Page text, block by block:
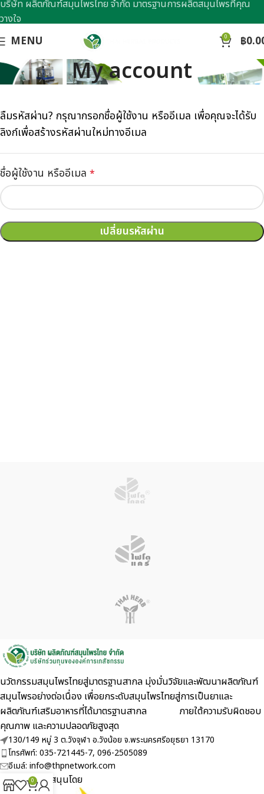
MENU 0 ฿
My account
ลืมรหัสผ่าน? กรุณากรอกชื่อผู้ใช้งาน หรืออีเมล เพื่อคุณจะได้รับ
ลิงก์เพื่อสร้างรหัสผ่านใหม่ทางอีเมล
ชื่อผู้ใช้งาน หรืออีเมล *
เปลี่ยนรหัสผ่าน
นวัตกรรมสมุนไพรไทยสู่มาตรฐานสากล มุ่งมั่นวิจัยและพัฒนาผลิตภัณฑ์
สมุนไพรอย่างต่อเนื่อง เพื่อยกระดับสมุนไพรไทยสู่การเป็นยาและ
ผลิตภัณฑ์เสริมอาหารที่ได้มาตรฐานสากล ภายใต้ความรับผิดชอบ
คุณภาพ และความปลอดภัยสูงสุด
130/149 หมู่ 3 ต.วังจุฬา อ.วังน้อย จ.พระนครศรีอยุธยา 13170
โทรศัพท์: 035-721445-7, 096-2505089
อีเมล์: info@thpnetwork.com
ได้รับการสนับสนุนโดย
บริษัท ผลิตภัณฑ์สมุนไพรไทย จำกัด มาตรฐานการผลิตสมุนไพรที่คุณ
วางใจ
0